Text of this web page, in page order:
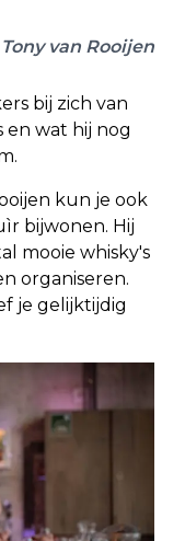
Tony van Rooijen
bij zich van
en wat hij nog
kun je ook
bijwonen. Hij
mooie whisky's
organiseren.
je gelijktijdig